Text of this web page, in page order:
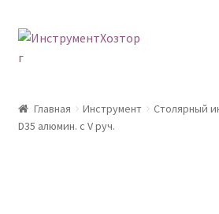
Перейти
Перейти
Возврат товара
Главная Инструмент Столярный
D35 алюмин. с V руч.